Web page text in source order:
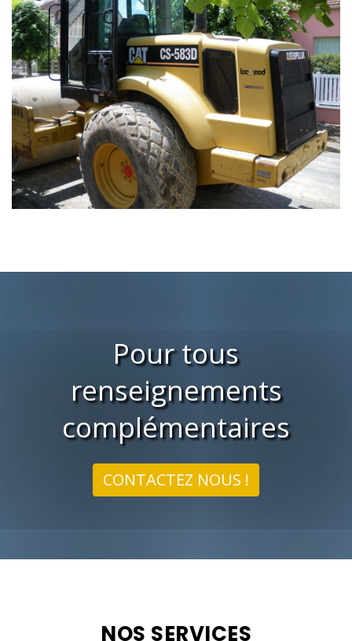
Pour tous
renseignements
complémentaires
CONTACTEZ NOUS !
NOS SERVICES